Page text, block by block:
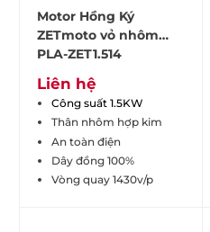
Motor Hồng Ký
ZETmoto vỏ nhôm
PLA-ZET1.514
Liên hệ
Công suất 1.5KW
Thân nhôm hợp kim
An toàn điện
Dây đồng 100%
Vòng quay 1430v/p